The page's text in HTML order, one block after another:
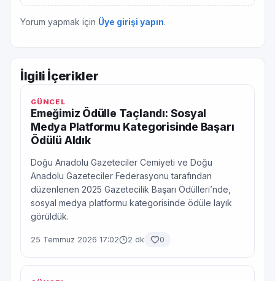
Yorum yapmak için Üye girişi yapın.
İlgili İçerikler
GÜNCEL
Emeğimiz Ödülle Taçlandı: Sosyal
Medya Platformu Kategorisinde Başarı
Ödülü Aldık
Doğu Anadolu Gazeteciler Cemiyeti ve Doğu
Anadolu Gazeteciler Federasyonu tarafından
düzenlenen 2025 Gazetecilik Başarı Ödülleri’nde,
sosyal medya platformu kategorisinde ödüle layık
görüldük.
25 Temmuz 2026 17:02 2 dk 0